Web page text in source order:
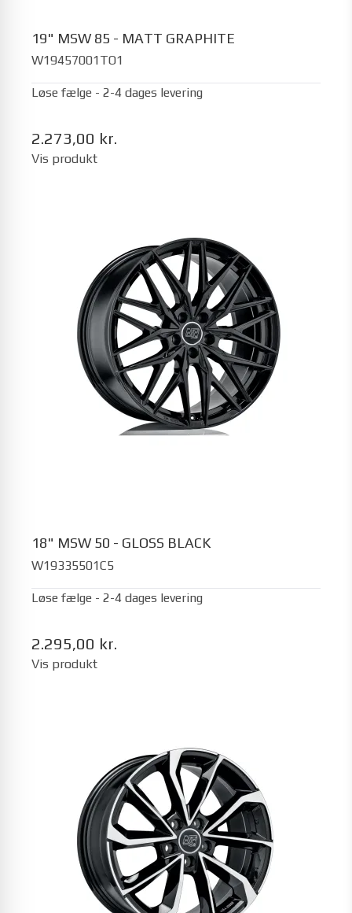
19" MSW 85 - MATT GRAPHITE
W19457001TO1
Løse fælge - 2-4 dages levering
2.273,00 kr.
Vis produkt
18" MSW 50 - GLOSS BLACK
W19335501C5
Løse fælge - 2-4 dages levering
2.295,00 kr.
Vis produkt